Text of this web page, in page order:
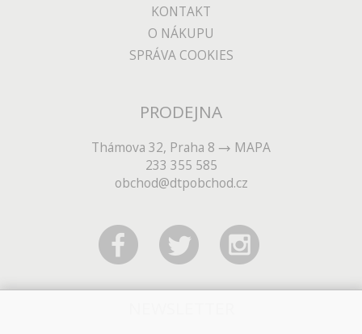
KONTAKT
O NÁKUPU
SPRÁVA COOKIES
PRODEJNA
Thámova 32, Praha 8
MAPA
233 355 585
obchod@dtpobchod.cz